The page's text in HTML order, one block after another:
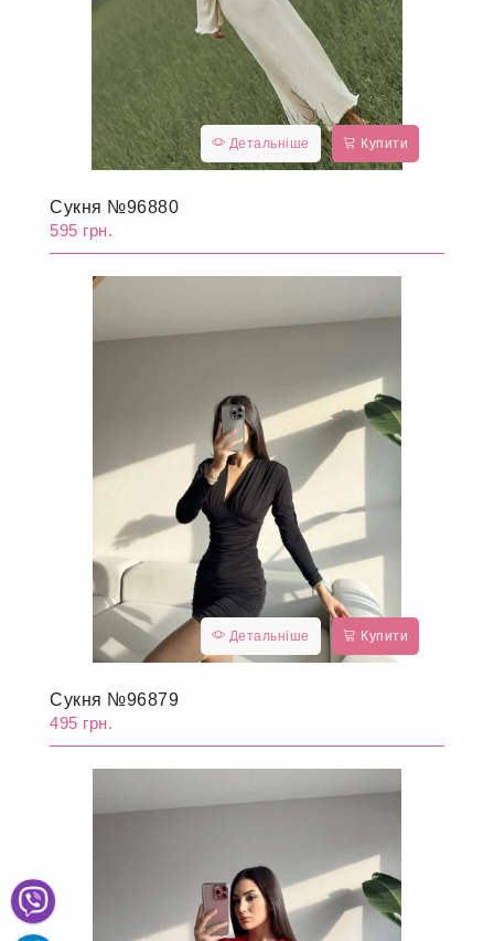
Детальніше Купити
Сукня №96880
595 грн.
Детальніше Купити
Сукня №96879
495 грн.